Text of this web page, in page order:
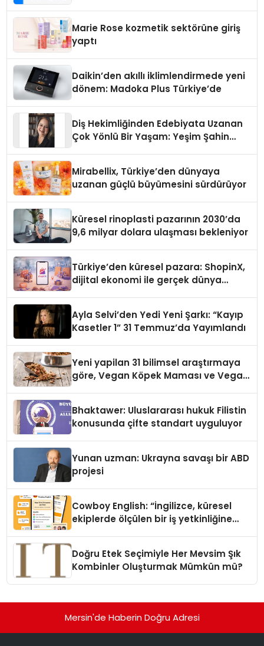
Marie Rose kozmetik sektörüne giriş
yaptı
Daikin’den akıllı iklimlendirmede yeni
dönem: Madoka Plus Türkiye’de
Diş Hekimliğinden Edebiyata Uzanan
Çok Yönlü Bir Yaşam: Yeşim Şahin
Mirabellix, Türkiye’den dünyaya
uzanan güçlü büyümesini sürdürüyor
Küresel rinoplasti pazarının 2030’da
9,6 milyar dolara ulaşması bekleniyor
Türkiye’den küresel pazara: ShopinX,
dijital ekonomi ile gerçek dünya
Ayla Selvi’den Yedi Yeni Şarkı: “Kayıp
Kasetler 1” 31 Temmuz’da Yayımlandı
Yeni yapilan 31 bilimsel araştırmaya
göre, Vegan Köpek Maması ve Vegan
Bhaktawer: Uluslararası hukuk Filistin
konusunda çifte standart uyguluyor
Yunan uzman: Ukrayna savaşı bir ABD
projesi
Cowboy English: “İngilizce, küresel
ekiplerde ölçülen bir iş yetkinliğine
Doğru Etek Seçimiyle Her Mevsim Şık
Kombinler Oluşturmak Mümkün mü?
Mersin'de Haberin Doğru Adresi